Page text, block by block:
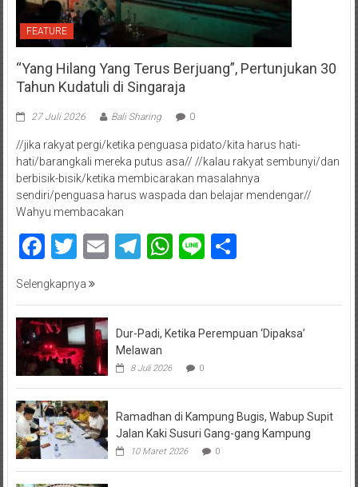
FEATURE
“Yang Hilang Yang Terus Berjuang”, Pertunjukan 30
Tahun Kudatuli di Singaraja
27 Juli 2026 Bali Sharing 0
//jika rakyat pergi/ketika penguasa pidato/kita harus hati-
hati/barangkali mereka putus asa// //kalau rakyat sembunyi/dan
berbisik-bisik/ketika membicarakan masalahnya
sendiri/penguasa harus waspada dan belajar mendengar//
Wahyu membacakan
Facebook
Twitter
EmailTelegram
WhatsApp
LineShare
Selengkapnya
Dur-Padi, Ketika Perempuan ‘Dipaksa’
Melawan
8 Juli 2026 0
Ramadhan di Kampung Bugis, Wabup Supit
Jalan Kaki Susuri Gang-gang Kampung
10 Maret 2026 0